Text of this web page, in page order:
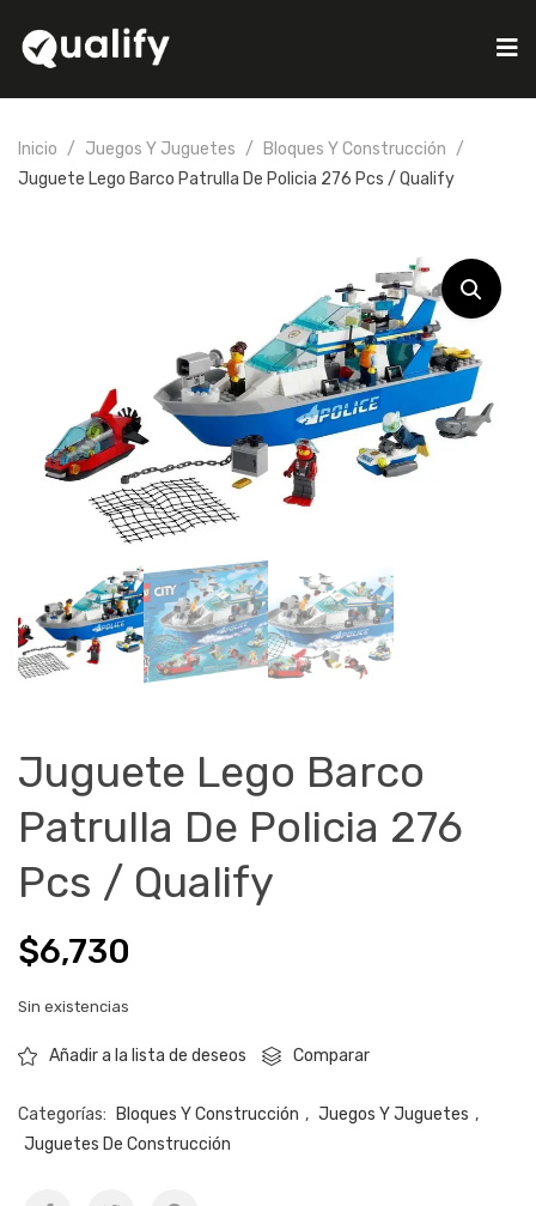
Inicio Juegos Y Juguetes
Bloques Y Construcción
Juguete Lego Barco Patrulla De Policia 276 Pcs / Qualify
Juguete Lego Barco
Patrulla De Policia 276
Pcs / Qualify
$6,730
Sin existencias
Añadir a la lista de deseos Comparar
Categorías: Bloques Y Construcción , Juegos Y Juguetes ,
Juguetes De Construcción